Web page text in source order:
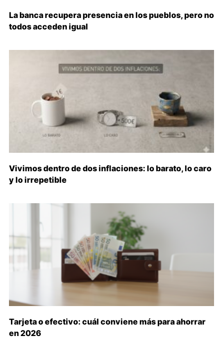
La banca recupera presencia en los pueblos, pero no
todos acceden igual
Vivimos dentro de dos inflaciones: lo barato, lo caro
y lo irrepetible
Tarjeta o efectivo: cuál conviene más para ahorrar
en 2026